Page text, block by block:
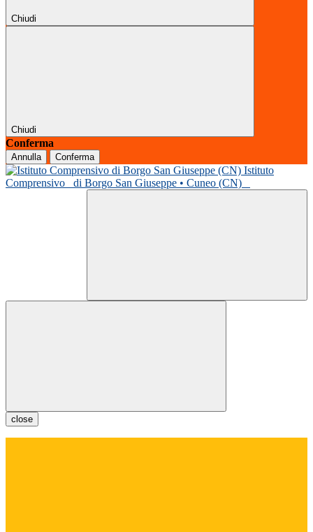
Chiudi
Chiudi
Conferma
Annulla Conferma
Istituto
Comprensivo
di Borgo San Giuseppe • Cuneo (CN)
close